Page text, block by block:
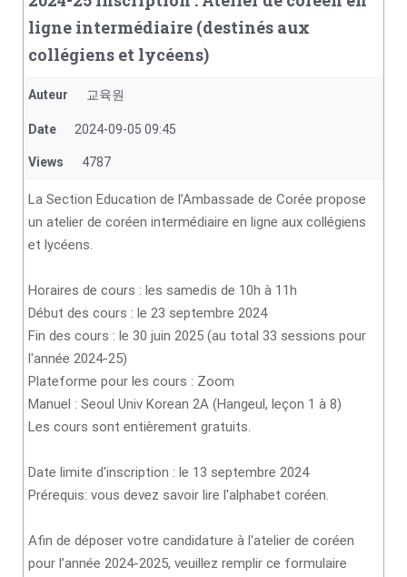
ligne intermédiaire (destinés aux
collégiens et lycéens)
Auteur 교육원
Date 2024-09-05 09:45
Views 4787
La Section Education de l’Ambassade de Corée propose
un atelier de coréen intermédiaire en ligne aux collégiens
et lycéens.
Horaires de cours : les samedis de 10h à 11h
Début des cours : le 23 septembre 2024
Fin des cours : le 30 juin 2025 (au total 33 sessions pour
l'année 2024-25)
Plateforme pour les cours : Zoom
Manuel : Seoul Univ Korean 2A (Hangeul, leçon 1 à 8)
Les cours sont entièrement gratuits.
Date limite d'inscription : le 13 septembre 2024
Prérequis: vous devez savoir lire l'alphabet coréen.
Afin de déposer votre candidature à l'atelier de coréen
pour l’année 2024-2025, veuillez remplir ce formulaire